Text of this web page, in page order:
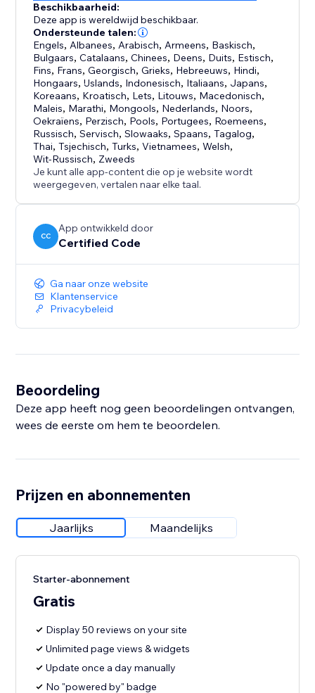
Beschikbaarheid:
Deze app is wereldwijd beschikbaar.
Ondersteunde talen:
Engels, Albanees, Arabisch, Armeens, Baskisch,
Bulgaars,Catalaans,Chinees, Deens, Duits, Estisch,
Fins, Frans,Georgisch,Grieks, Hebreeuws, Hindi,
Hongaars,IJslands, Indonesisch, Italiaans, Japans,
Koreaans, Kroatisch, Lets, Litouws, Macedonisch,
Maleis, Marathi, Mongools, Nederlands, Noors,
Oekraïens, Perzisch, Pools, Portugees, Roemeens,
Russisch,Servisch,Slowaaks,Spaans,Tagalog,
Thai,Tsjechisch,Turks,Vietnamees,Welsh,
Wit-Russisch, Zweeds
Je kunt alle app-content die op je website wordt
weergegeven, vertalen naar elke taal.
CC
App ontwikkeld door
Certified Code
Ga naar onze website
Klantenservice
Privacybeleid
Beoordeling
Deze app heeft nog geen beoordelingen ontvangen,
wees de eerste om hem te beoordelen.
Prijzen en abonnementen
Jaarlijks Maandelijks
Starter-abonnement
Gratis
Display 50 reviews on your site
Unlimited page views & widgets
Update once a day manually
No "powered by" badge